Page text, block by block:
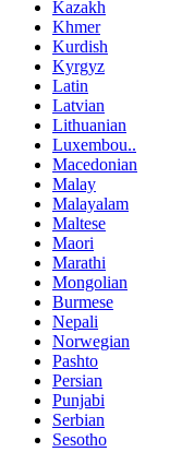
Kazakh
Khmer
Kurdish
Kyrgyz
Latin
Latvian
Lithuanian
Luxembou..
Macedonian
Malay
Malayalam
Maltese
Maori
Marathi
Mongolian
Burmese
Nepali
Norwegian
Pashto
Persian
Punjabi
Serbian
Sesotho